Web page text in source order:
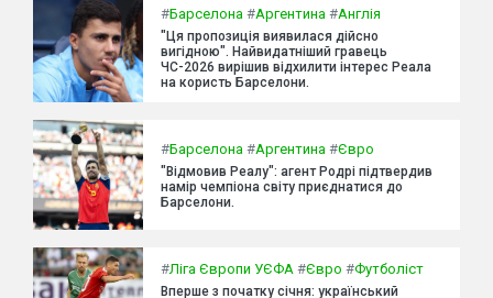
#Барселона #Аргентина #Англія
"Ця пропозиція виявилася дійсно
вигідною". Найвидатніший гравець
ЧС-2026 вирішив відхилити інтерес Реала
на користь Барселони.
#Барселона #Аргентина #Євро
"Відмовив Реалу": агент Родрі підтвердив
намір чемпіона світу приєднатися до
Барселони.
#Ліга Європи УЄФА #Євро #Футболіст
Вперше з початку січня: український